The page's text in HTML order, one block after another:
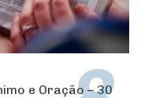
e Oração – 30